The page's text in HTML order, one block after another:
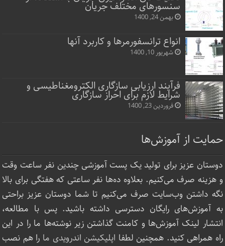
سنسورهای مختلف جریان
بهمن 24, 1400
انواع ترانسفورمرها و کاربرد آنها
شهریور 10, 1400
فرآیند ارزیابی سازگاری الکترومغناطیسی و
شرایط لازم برای احراز سازگاری
فروردین 23, 1400
حمایت از آموزش‌ها
دوستان عزیز برای تولید یک پست آموزشی چندین نفر ساعت‌ وقت
و هزینه صرف می‌کنیم. بعلاوه ده‌ها نفر ساعتی که هفتگی برای بالا
نگه داشتن وب‌سایت صرف ‌می‌کنیم تا شما دوستان عزیز براحتی
به آموزش‌های رایگان دسترسی داشته باشید. پس با مطالعه،
انتشار لینک‌ آموزش‌ها و کامنت گذاشتن زیر نوشته‌‌ها ما را در این
راه همراهی کنید. همچنین لطفا اپلیکیشن اندرویدی ما را هم نصب